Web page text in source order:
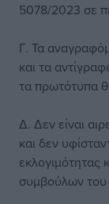
5078/2023 σε
Γ. Τα
και τα
τα πρωτότυπα
Δ. Δεν είναι
και δεν
εκλογιμότητας
συμβούλων